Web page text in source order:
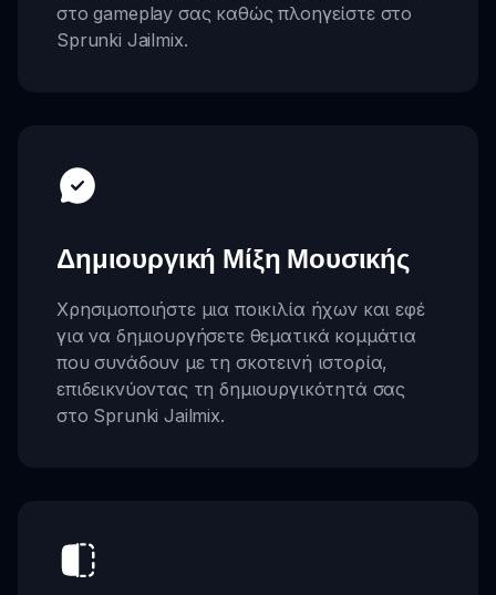
στο gameplay σας καθώς πλοηγείστε στο
Sprunki Jailmix.
Δημιουργική Μίξη Μουσικής
Χρησιμοποιήστε μια ποικιλία ήχων και εφέ
για να δημιουργήσετε θεματικά κομμάτια
που συνάδουν με τη σκοτεινή ιστορία,
επιδεικνύοντας τη δημιουργικότητά σας
στο Sprunki Jailmix.